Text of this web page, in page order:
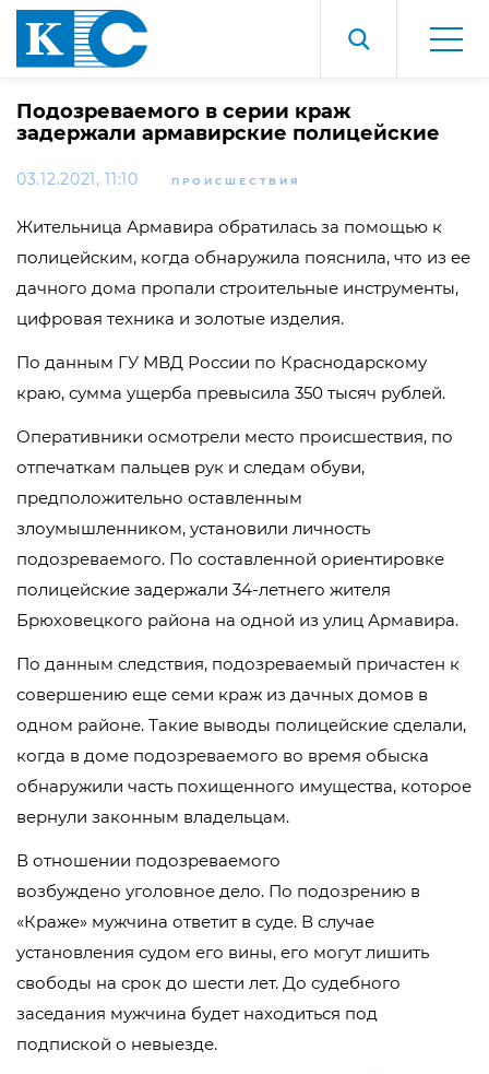
Подозреваемого в серии краж
задержали армавирские полицейские
03.12.2021, 11:10 ПРОИСШЕСТВИЯ
Жительница Армавира обратилась за помощью к
полицейским, когда обнаружила пояснила, что из ее
дачного дома пропали строительные инструменты,
цифровая техника и золотые изделия.
По данным ГУ МВД России по Краснодарскому
краю, сумма ущерба превысила 350 тысяч рублей.
Оперативники осмотрели место происшествия, по
отпечаткам пальцев рук и следам обуви,
предположительно оставленным
злоумышленником, установили личность
подозреваемого. По составленной ориентировке
полицейские задержали 34-летнего жителя
Брюховецкого района на одной из улиц Армавира.
По данным следствия, подозреваемый причастен к
совершению еще семи краж из дачных домов в
одном районе. Такие выводы полицейские сделали,
когда в доме подозреваемого во время обыска
обнаружили часть похищенного имущества, которое
вернули законным владельцам.
В отношении подозреваемого
возбуждено уголовное дело. По подозрению в
«Краже» мужчина ответит в суде. В случае
установления судом его вины, его могут лишить
свободы на срок до шести лет. До судебного
заседания мужчина будет находиться под
подпиской о невыезде.